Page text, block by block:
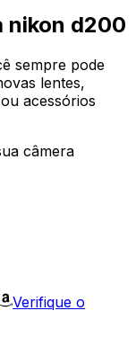
nikon d200
sempre pode
lentes,
acessórios
câmera
Verifique o